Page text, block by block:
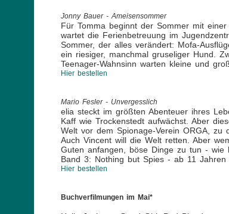
Jonny Bauer - Ameisensommer
Für Tomma beginnt der Sommer mit
wartet die Ferienbetreuung im
Sommer, der alles verändert: Mofa-
ein riesiger, manchmal gruseliger Hund.
Teenager-Wahnsinn warten kleine und
Hier bestellen
Mario Fesler - Unvergesslich
elia steckt im größten Abenteuer ihres
Kaff wie Trockenstedt aufwächst. Aber
Welt vor dem Spionage-Verein ORGA, zu
Auch Vincent will die Welt retten. Aber
Guten anfangen, böse Dinge zu tun -
Band 3: Nothing but Spies - ab 11 Jahren
Hier bestellen
Buchverfilmungen im Mai*